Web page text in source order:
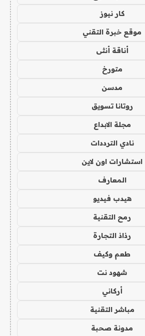
كار نيوز
موقع خبرة التقني
أناقة أنثى
متورخ
مدسن
روتانا تسويق
مجلة الابداع
نادي الترددات
استشارات اون لاين
المعارف
هيدب فيديو
رمح التقنية
رذاذ التجارة
طعم وكيف
شهود نت
أركاني
مباشر التقنية
مدونة صحبة